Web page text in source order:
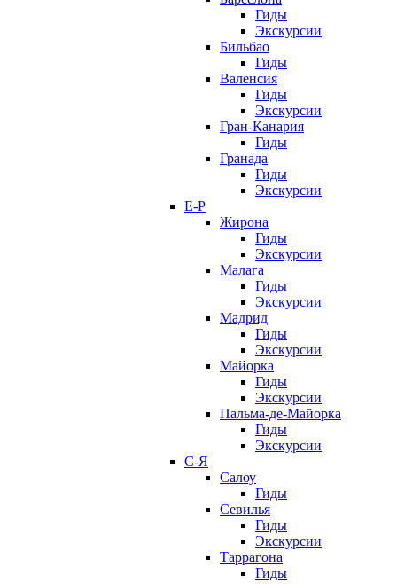
Гиды
Экскурсии
Бильбао
Гиды
Валенсия
Гиды
Экскурсии
Гран-Канария
Гиды
Гранада
Гиды
Экскурсии
Е-Р
Жирона
Гиды
Экскурсии
Малага
Гиды
Экскурсии
Мадрид
Гиды
Экскурсии
Майорка
Гиды
Экскурсии
Пальма-де-Майорка
Гиды
Экскурсии
С-Я
Салоу
Гиды
Севилья
Гиды
Экскурсии
Таррагона
Гиды